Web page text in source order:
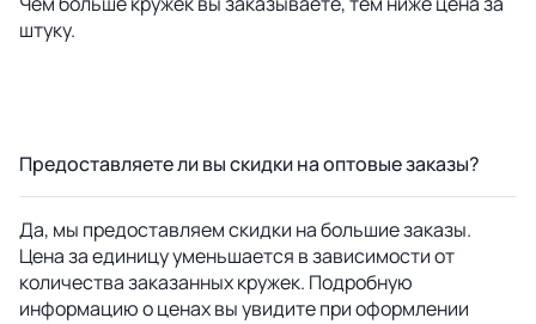
штуку.
Предоставляете ли вы скидки на оптовые заказы?
Да, мы предоставляем скидки на большие заказы.
Цена за единицу уменьшается в зависимости от
количества заказанных кружек. Подробную
информацию о ценах вы увидите при оформлении